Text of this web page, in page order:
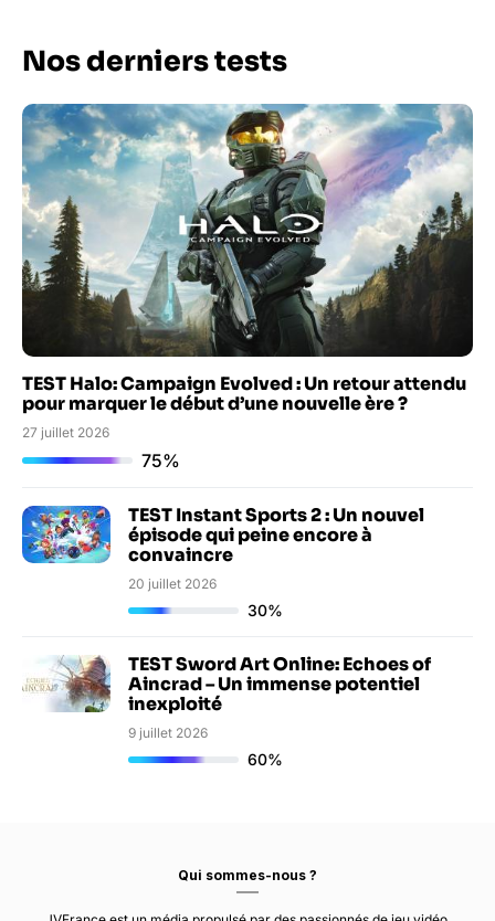
Nos derniers tests
TEST Halo: Campaign Evolved : Un retour attendu
pour marquer le début d’une nouvelle ère ?
27 juillet 2026
75%
TEST Instant Sports 2 : Un nouvel
épisode qui peine encore à
convaincre
20 juillet 2026
30%
TEST Sword Art Online: Echoes of
Aincrad – Un immense potentiel
inexploité
9 juillet 2026
60%
Qui sommes-nous ?